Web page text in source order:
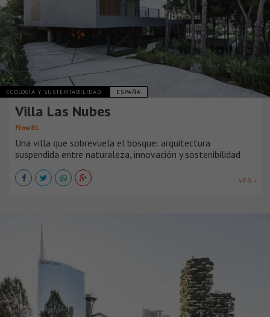
ECOLOGÍA Y SUSTENTABILIDAD ESPAÑA
Villa Las Nubes
Flow81
Una villa que sobrevuela el bosque: arquitectura
suspendida entre naturaleza, innovación y sostenibilidad
VER +